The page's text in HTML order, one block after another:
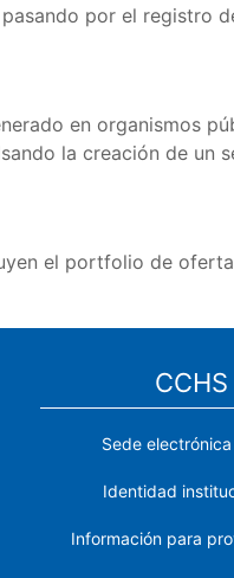
por el registro
en organismos
la creación de un
el portfolio de
CCHS
Sede electrónica
Identidad
Información para